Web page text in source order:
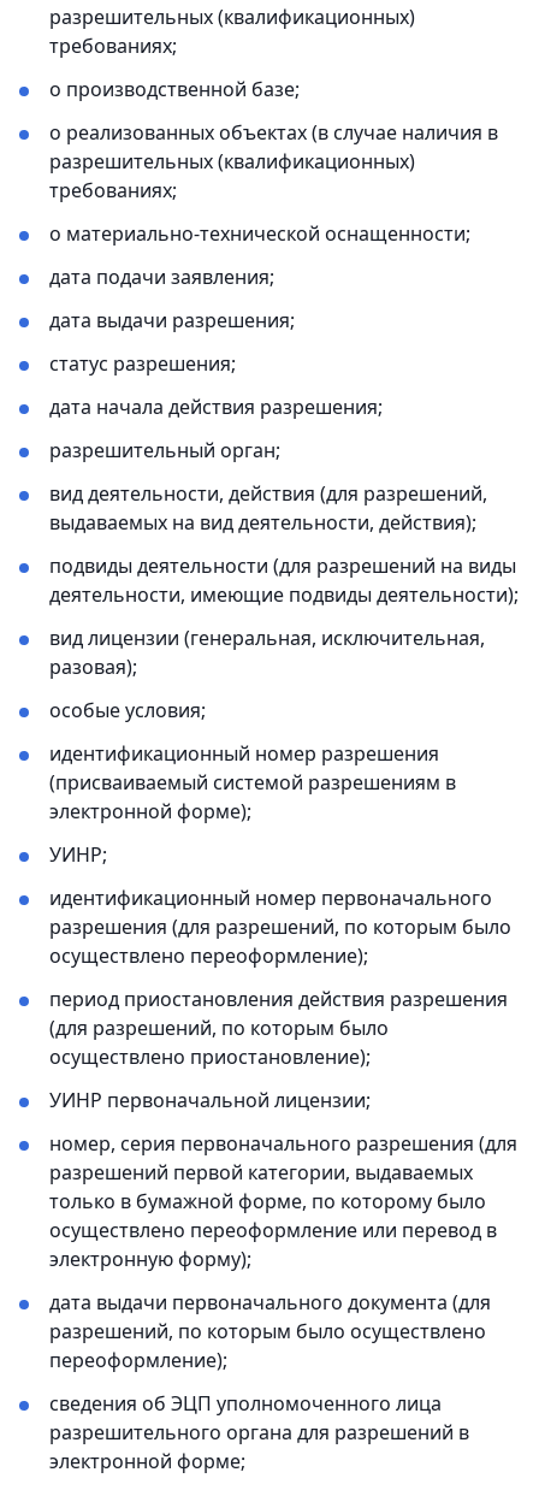
разрешительных (квалификационных)
требованиях;
о производственной базе;
о реализованных объектах (в случае наличия в
разрешительных (квалификационных)
требованиях;
о материально-технической оснащенности;
дата подачи заявления;
дата выдачи разрешения;
статус разрешения;
дата начала действия разрешения;
разрешительный орган;
вид деятельности, действия (для разрешений,
выдаваемых на вид деятельности, действия);
подвиды деятельности (для разрешений на виды
деятельности, имеющие подвиды деятельности);
вид лицензии (генеральная, исключительная,
разовая);
особые условия;
идентификационный номер разрешения
(присваиваемый системой разрешениям в
электронной форме);
УИНР;
идентификационный номер первоначального
разрешения (для разрешений, по которым было
осуществлено переоформление);
период приостановления действия разрешения
(для разрешений, по которым было
осуществлено приостановление);
УИНР первоначальной лицензии;
номер, серия первоначального разрешения (для
разрешений первой категории, выдаваемых
только в бумажной форме, по которому было
осуществлено переоформление или перевод в
электронную форму);
дата выдачи первоначального документа (для
разрешений, по которым было осуществлено
переоформление);
сведения об ЭЦП уполномоченного лица
разрешительного органа для разрешений в
электронной форме;